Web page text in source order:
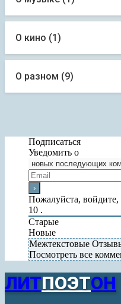
О кино (1)
О разном (9)
Нажмите здесь
Нажмите здесь
Подписаться
Уведомить о
Пожалуйста,
10 .
Старые
Новые
Межтекстовые
Посмотреть все
ЛИТПОЭТОН